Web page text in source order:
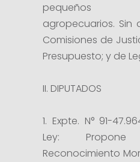
pequeños
agropecuarios. Sin
Comisiones de
Presupuesto; y de
II. DIPUTADOS
1. Expte. N° 91-
Ley:
Reconocimiento